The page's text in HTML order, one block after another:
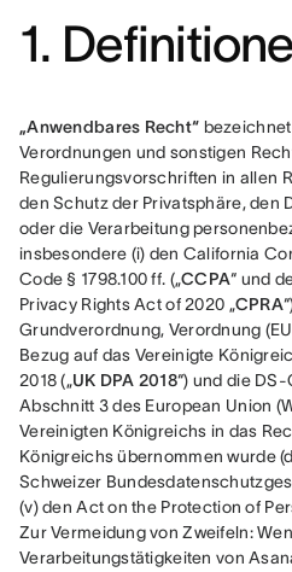
1.
„Anwendbares Recht“
Verordnungen und sonstigen
Regulierungsvorschriften in allen
den Schutz der Privatsphäre, den
oder die Verarbeitung
insbesondere (i) den California
Code § 1798.100 ff. („CCPA“ und
Privacy Rights Act of 2020 „CPRA
Grundverordnung, Verordnung
Bezug auf das Vereinigte
2018 („UK DPA 2018“) und die
Abschnitt 3 des European Union
Vereinigten Königreichs in das
Königreichs übernommen wurde
Schweizer
(v) den Act on the Protection of
Zur Vermeidung von Zweifeln:
Verarbeitungstätigkeiten von